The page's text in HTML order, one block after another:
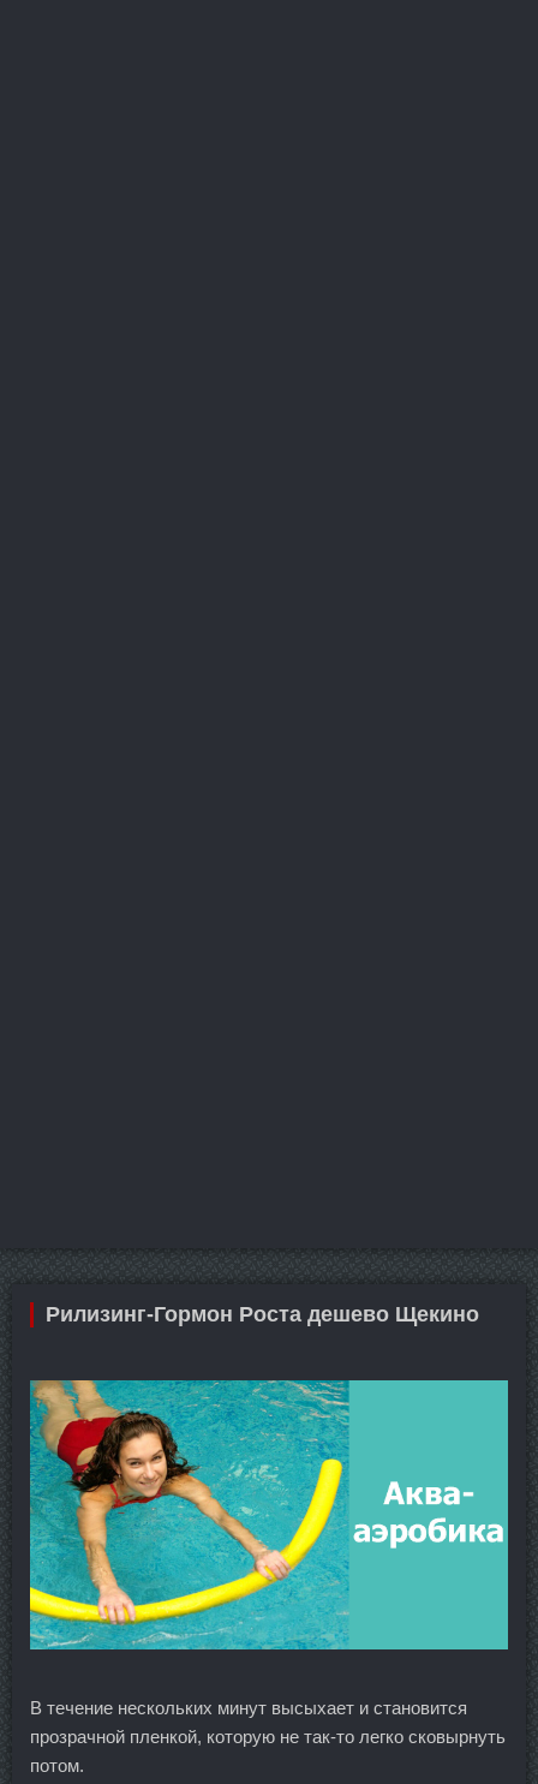
Рилизинг-Гормон Роста дешево Щекино
В течение нескольких минут высыхает и становится
прозрачной пленкой, которую не так-то легко сковырнуть
потом.